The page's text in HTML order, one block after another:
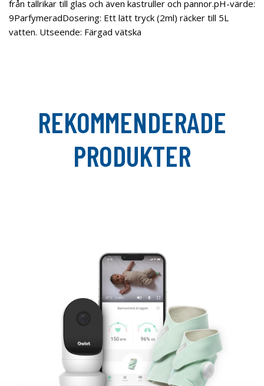
från tallrikar till glas och även kastruller och pannor.pH-värde:
9ParfymeradDosering: Ett lätt tryck (2ml) räcker till 5L
vatten. Utseende: Färgad vätska
REKOMMENDERADE
PRODUKTER